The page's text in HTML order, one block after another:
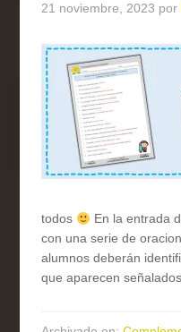
21 noviembre, 2023 por
todos
En la entrada
con una serie de
alumnos deberán
que aparecen